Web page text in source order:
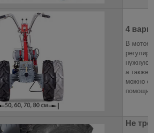
4
В
нужную
а также
можно
помощью
Не